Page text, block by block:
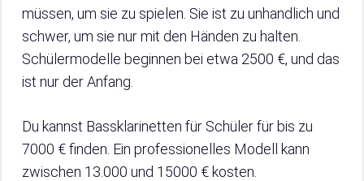
müssen, um sie zu spielen. Sie ist zu unhandlich und
schwer, um sie nur mit den Händen zu halten.
Schülermodelle beginnen bei etwa 2500 €, und das
ist nur der Anfang.
Du kannst Bassklarinetten für Schüler für bis zu
7000 € finden. Ein professionelles Modell kann
zwischen 13.000 und 15000 € kosten.